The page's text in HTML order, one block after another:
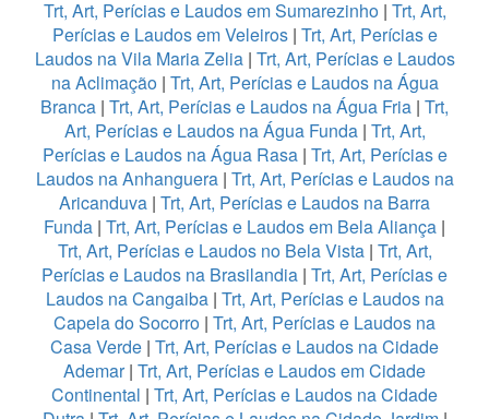
Trt, Art, Perícias e Laudos em Sumarezinho| Trt, Art,
Perícias e Laudos em Veleiros| Trt, Art, Perícias e
Laudos na Vila Maria Zelia| Trt, Art, Perícias e Laudos
na Aclimação| Trt, Art, Perícias e Laudos na Água
Branca | Trt, Art, Perícias e Laudos na Água Fria | Trt,
Art, Perícias e Laudos na Água Funda| Trt, Art,
Perícias e Laudos na Água Rasa | Trt, Art, Perícias e
Laudos na Anhanguera| Trt, Art, Perícias e Laudos na
Aricanduva | Trt, Art, Perícias e Laudos na Barra
Funda | Trt, Art, Perícias e Laudos em Bela Aliança |
Trt, Art, Perícias e Laudos no Bela Vista| Trt, Art,
Perícias e Laudos na Brasilandia | Trt, Art, Perícias e
Laudos na Cangaiba| Trt, Art, Perícias e Laudos na
Capela do Socorro | Trt, Art, Perícias e Laudos na
Casa Verde | Trt, Art, Perícias e Laudos na Cidade
Ademar| Trt, Art, Perícias e Laudos em Cidade
Continental | Trt, Art, Perícias e Laudos na Cidade